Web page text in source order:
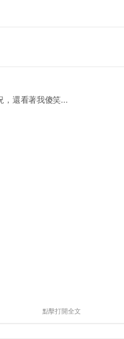
，還看著我傻笑...
點擊打開全文